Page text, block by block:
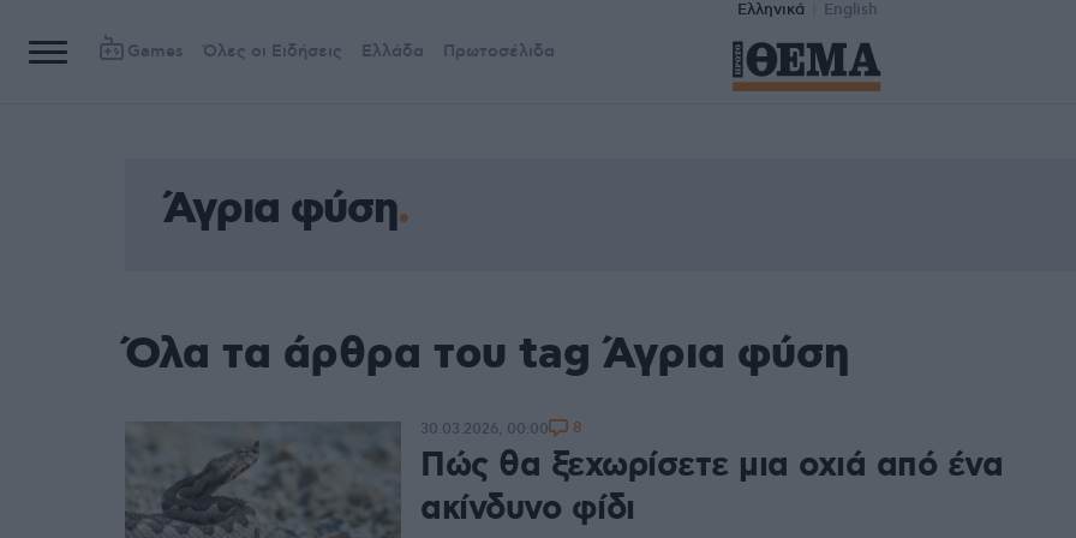
Ελληνικά English
Games Όλες οι Ειδήσεις Ελλάδα Πρωτοσέλιδα
Άγρια φύση
Όλα τα άρθρα του tag Άγρια φύση
Πώς θα ξεχωρίσετε μια οχιά από ένα
ακίνδυνο φίδι
30.03.2026, 00:00 8